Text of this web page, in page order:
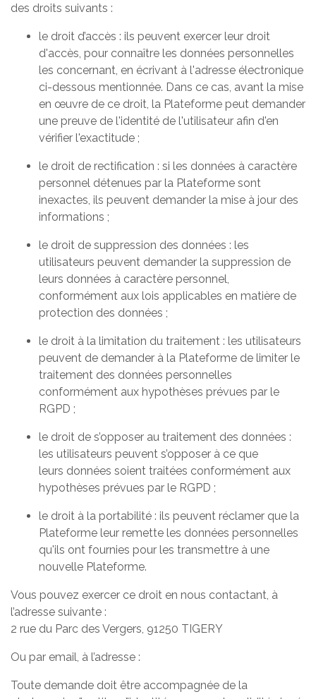
des droits suivants :
le droit d’accès : ils peuvent exercer leur droit
d'accès, pour connaître les données personnelles
les concernant, en écrivant à l'adresse électronique
ci-dessous mentionnée. Dans ce cas, avant la mise
en œuvre de ce droit, la Plateforme peut demander
une preuve de l'identité de l'utilisateur afin d'en
vérifier l'exactitude ;
le droit de rectification : si les données à caractère
personnel détenues par la Plateforme sont
inexactes, ils peuvent demander la mise à jour des
informations ;
le droit de suppression des données : les
utilisateurs peuvent demander la suppression de
leurs données à caractère personnel,
conformément aux lois applicables en matière de
protection des données ;
le droit à la limitation du traitement : les utilisateurs
peuvent de demander à la Plateforme de limiter le
traitement des données personnelles
conformément aux hypothèses prévues par le
RGPD ;
le droit de s’opposer au traitement des données :
les utilisateurs peuvent s’opposer à ce que
leurs données soient traitées conformément aux
hypothèses prévues par le RGPD ;
le droit à la portabilité : ils peuvent réclamer que la
Plateforme leur remette les données personnelles
qu'ils ont fournies pour les transmettre à une
nouvelle Plateforme.
Vous pouvez exercer ce droit en nous contactant, à
l’adresse suivante :
2 rue du Parc des Vergers, 91250 TIGERY
Ou par email, à l’adresse :
Toute demande doit être accompagnée de la